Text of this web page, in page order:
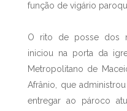
função de vigário
O rito de posse dos
iniciou na porta da
Metropolitano de
Afrânio, que
entregar ao pároco